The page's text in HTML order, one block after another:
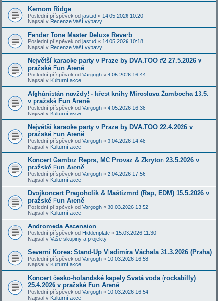
Kernom Ridge
Poslední příspěvek od jastud « 14.05.2026 10:20
Napsal v Recenze Vaší výbavy
Fender Tone Master Deluxe Reverb
Poslední příspěvek od jastud « 14.05.2026 10:18
Napsal v Recenze Vaší výbavy
Největší karaoke party v Praze by DVA.TOO #2 27.5.2026 v
pražské Fun Areně
Poslední příspěvek od Vargogh « 4.05.2026 16:44
Napsal v Kulturní akce
Afghánistán navždy! - křest knihy Miroslava Žambocha 13.5.
v pražské Fun Areně
Poslední příspěvek od Vargogh « 4.05.2026 16:38
Napsal v Kulturní akce
Největší karaoke party v Praze by DVA.TOO 22.4.2026 v
pražské Fun Areně
Poslední příspěvek od Vargogh « 3.04.2026 14:48
Napsal v Kulturní akce
Koncert Gambrz Reprs, MC Provaz & Zkryton 23.5.2026 v
pražské Fun Areně.
Poslední příspěvek od Vargogh « 2.04.2026 17:56
Napsal v Kulturní akce
Dvojkoncert Pragoholik & Maštizmrd (Rap, EDM) 15.5.2026 v
pražské Fun Areně
Poslední příspěvek od Vargogh « 30.03.2026 13:52
Napsal v Kulturní akce
Andromeda Ascension
Poslední příspěvek od Hiddenplate « 15.03.2026 11:30
Napsal v Vaše skupiny a projekty
Severní Korea: Stand-Up Vladimíra Váchala 31.3.2026 (Praha)
Poslední příspěvek od Vargogh « 10.03.2026 16:58
Napsal v Kulturní akce
Koncert česko-holandské kapely Svatá voda (rockabilly)
25.4.2026 v pražské Fun Areně
Poslední příspěvek od Vargogh « 10.03.2026 16:54
Napsal v Kulturní akce